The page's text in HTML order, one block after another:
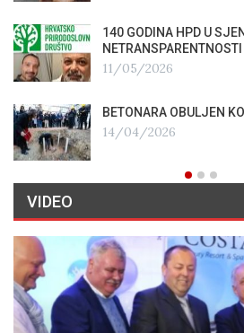
140 GODINA HPD U
NETRANSPARENTNOSTI
11/05/2026
BETONARA OBULJEN
14/04/2026
VIDEO